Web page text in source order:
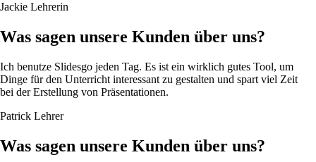
Jackie Lehrerin
Was sagen unsere Kunden über uns?
Ich benutze Slidesgo jeden Tag. Es ist ein wirklich gutes Tool, um
Dinge für den Unterricht interessant zu gestalten und spart viel Zeit
bei der Erstellung von Präsentationen.
Patrick Lehrer
Was sagen unsere Kunden über uns?